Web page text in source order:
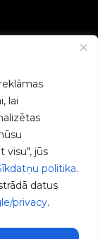
lai
visu", jūs
politika.
datus
privacy.